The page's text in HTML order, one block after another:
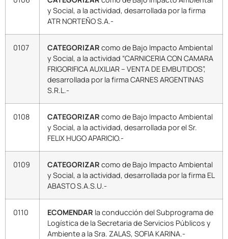
y Social, a la actividad, desarrollada por la firma
ATR NORTEÑO S.A.-
0107 CATEGORIZAR como de Bajo Impacto Ambiental
y Social, a la actividad “CARNICERIA CON CAMARA
FRIGORIFICA AUXILIAR – VENTA DE EMBUTIDOS”,
desarrollada por la firma CARNES ARGENTINAS
S.R.L.-
0108 CATEGORIZAR como de Bajo Impacto Ambiental
y Social, a la actividad, desarrollada por el Sr.
FELIX HUGO APARICIO.-
0109 CATEGORIZAR como de Bajo Impacto Ambiental
y Social, a la actividad, desarrollada por la firma EL
ABASTO S.A.S.U.-
0110 ECOMENDAR la conducción del Subprograma de
Logística de la Secretaria de Servicios Públicos y
Ambiente a la Sra. ZALAS, SOFIA KARINA.-